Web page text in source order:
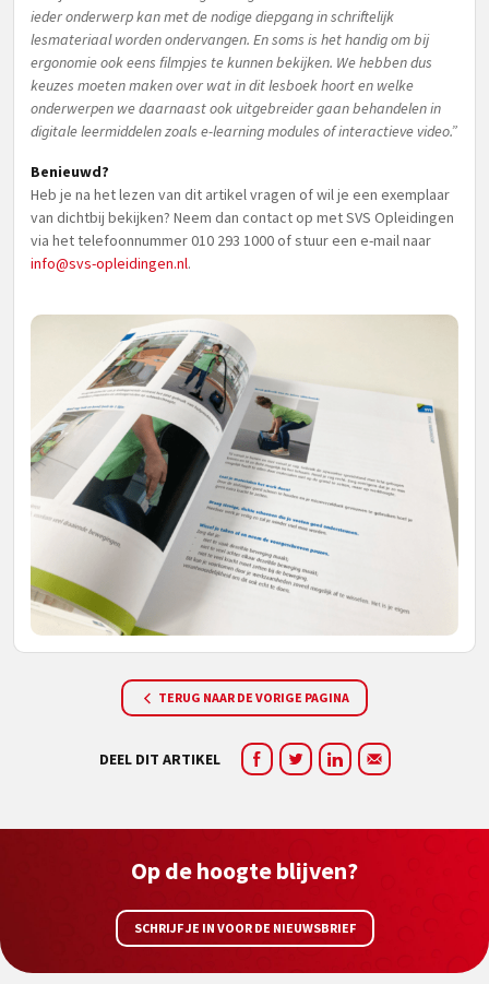
ieder onderwerp kan met de nodige diepgang in schriftelijk
lesmateriaal worden ondervangen. En soms is het handig om bij
ergonomie ook eens filmpjes te kunnen bekijken. We hebben dus
keuzes moeten maken over wat in dit lesboek hoort en welke
onderwerpen we daarnaast ook uitgebreider gaan behandelen in
digitale leermiddelen zoals e-learning modules of interactieve video.”
Benieuwd?
Heb je na het lezen van dit artikel vragen of wil je een exemplaar
van dichtbij bekijken? Neem dan contact op met SVS Opleidingen
via het telefoonnummer 010 293 1000 of stuur een e-mail naar
info@svs-opleidingen.nl.
TERUG NAAR DE VORIGE PAGINA
DEEL DIT ARTIKEL
Op de hoogte blijven?
SCHRIJF JE IN VOOR DE NIEUWSBRIEF